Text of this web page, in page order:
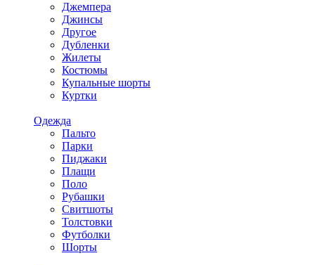
Джемпера
Джинсы
Другое
Дубленки
Жилеты
Костюмы
Купальные шорты
Куртки
Одежда
Пальто
Парки
Пиджаки
Плащи
Поло
Рубашки
Свитшоты
Толстовки
Футболки
Шорты